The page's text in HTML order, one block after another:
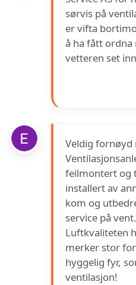
sørvis på
er vifta
å ha fått
vetteren set
Veldig fornøyd
feilmontert og
installert av
kom og
service på
Luftkvaliteten
merker stor
hyggelig fyr,
ventilasjon!